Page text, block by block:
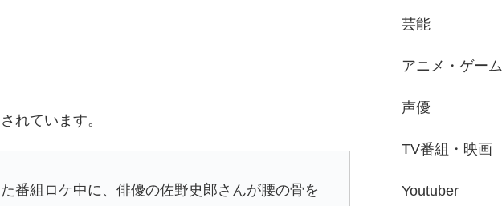
れています。
組ロケ中に、俳優の佐野史郎さんが腰の骨を
芸能
アニメ・ゲーム
声優
TV番組・映画
Youtuber